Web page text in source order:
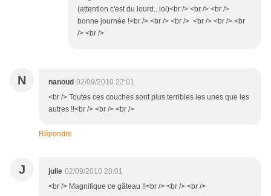
(attention c'est du lourd...lol)<br /> <br /> <br />
bonne journée !<br /> <br /> <br /> <br /> <br /> <br
/> <br />
N nanoud 02/09/2010 22:01
<br /> Toutes ces couches sont plus terribles les unes que les
autres !!<br /> <br /> <br />
Répondre
J julie 02/09/2010 20:01
<br /> Magnifique ce gâteau !!<br /> <br /> <br />